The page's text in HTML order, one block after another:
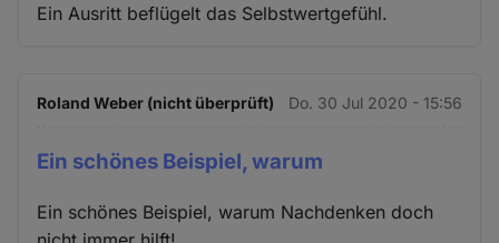
Ein Ausritt beflügelt das Selbstwertgefühl.
Roland Weber (nicht überprüft) Do. 30 Jul 2020 - 15:56
Ein schönes Beispiel, warum
Ein schönes Beispiel, warum Nachdenken doch